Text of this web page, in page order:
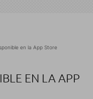
en la App Store
EN LA APP